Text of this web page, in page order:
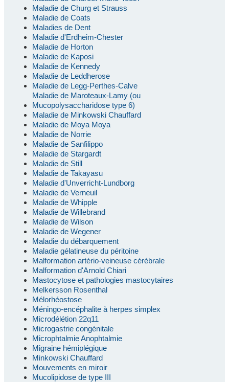
Maladie de Churg et Strauss
Maladie de Coats
Maladies de Dent
Maladie d'Erdheim-Chester
Maladie de Horton
Maladie de Kaposi
Maladie de Kennedy
Maladie de Leddherose
Maladie de Legg-Perthes-Calve
Maladie de Maroteaux-Lamy (ou
Mucopolysaccharidose type 6)
Maladie de Minkowski Chauffard
Maladie de Moya Moya
Maladie de Norrie
Maladie de Sanfilippo
Maladie de Stargardt
Maladie de Still
Maladie de Takayasu
Maladie d'Unverricht-Lundborg
Maladie de Verneuil
Maladie de Whipple
Maladie de Willebrand
Maladie de Wilson
Maladie de Wegener
Maladie du débarquement
Maladie gélatineuse du péritoine
Malformation artério-veineuse cérébrale
Malformation d'Arnold Chiari
Mastocytose et pathologies mastocytaires
Melkersson Rosenthal
Mélorhéostose
Méningo-encéphalite à herpes simplex
Microdélétion 22q11
Microgastrie congénitale
Microphtalmie Anophtalmie
Migraine hémiplégique
Minkowski Chauffard
Mouvements en miroir
Mucolipidose de type III